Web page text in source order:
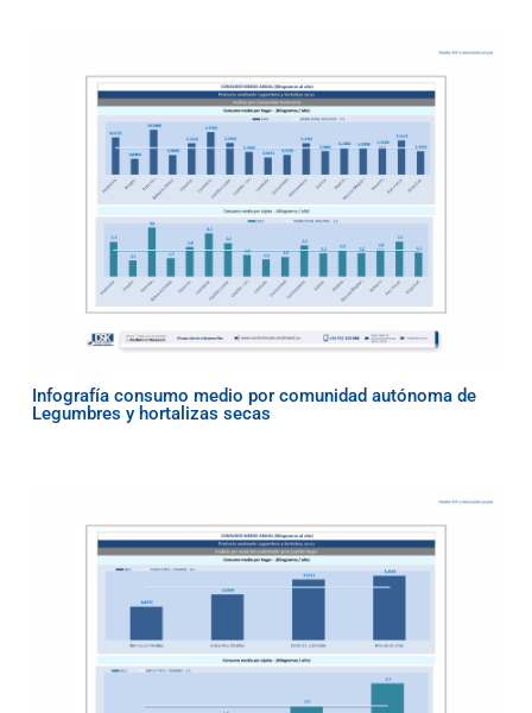
Infografía consumo medio por comunidad autónoma de
Legumbres y hortalizas secas